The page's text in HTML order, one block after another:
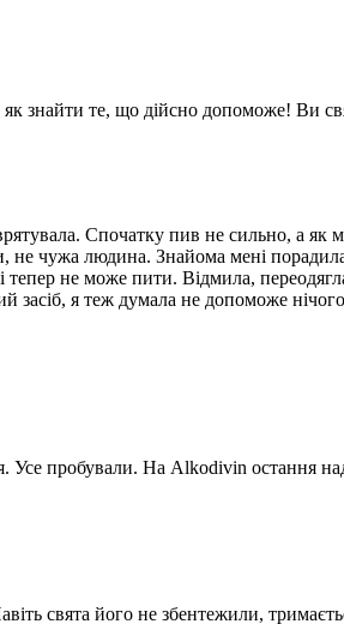
знайти те, що дійсно допоможе! Ви
Спочатку пив не сильно, а
не чужа людина. Знайома мені
не може пити. Відмила,
я теж думала не допоможе
Усе пробували. На Alkodivin остання
свята його не збентежили,